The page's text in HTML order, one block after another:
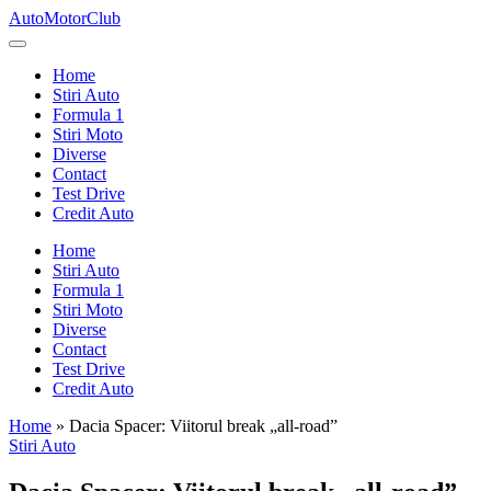
Skip
to
AutoMotorClub
Totul
masini
pasionatii
masini
Home
Stiri Auto
Formula 1
Stiri Moto
Diverse
Contact
Test Drive
Credit Auto
Home
Stiri Auto
Formula 1
Stiri Moto
Diverse
Contact
Test Drive
Credit Auto
Home » Dacia Spacer: Viitorul break „all-road”
Posted
Stiri Auto